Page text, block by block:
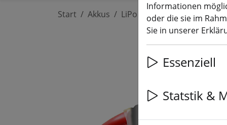
Start Akkus LiPo Akku
Informationen
oder die sie im
Sie in unserer
Essenziell
Statstik &